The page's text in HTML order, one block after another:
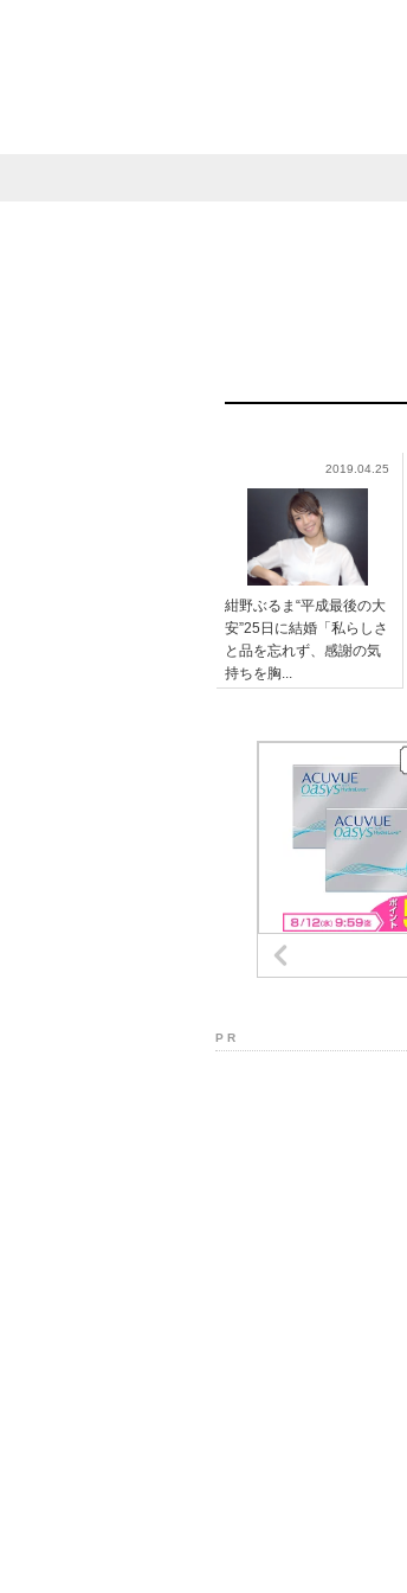
2019.04.25
紺野ぶるま“平成最後の大
安”25日に結婚「私らしさ
と品を忘れず、感謝の気
持ちを胸...
P R